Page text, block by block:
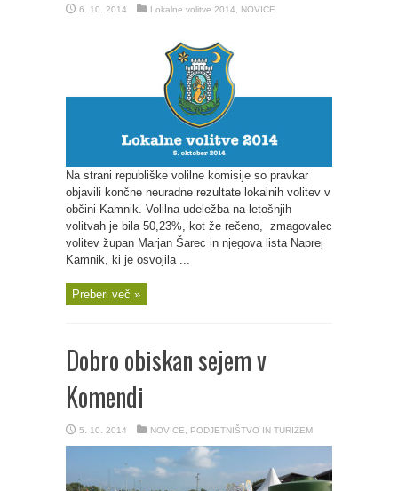
6. 10. 2014 Lokalne volitve 2014 NOVICE
Na strani republiške volilne komisije so pravkar
objavili končne neuradne rezultate lokalnih volitev v
občini Kamnik. Volilna udeležba na letošnjih
volitvah je bila 50,23%, kot že rečeno, zmagovalec
volitev župan Marjan Šarec in njegova lista Naprej
Kamnik, ki je osvojila ...
Preberi več »
Dobro obiskan sejem v
Komendi
5. 10. 2014 NOVICE PODJETNIŠTVO IN TURIZEM